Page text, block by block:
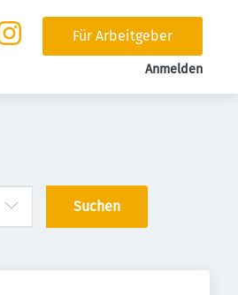
Für Arbeitgeber
Anmelden
Suchen